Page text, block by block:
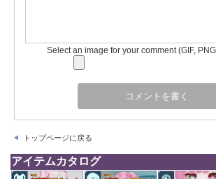
Select an image for your comment (GIF,
トップページに戻る
アイテムカタログ